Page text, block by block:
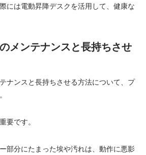
には電動昇降デスクを活用して、健康な
メンテナンスと長持ちさせ
ナンスと長持ちさせる方法について、プ
要です。
部分にたまった埃や汚れは、動作に悪影